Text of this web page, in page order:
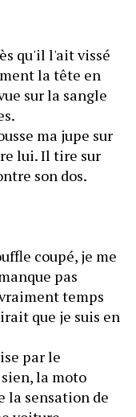
qu'il l'ait vissé
la tête en
sur la sangle
ma jupe sur
lui. Il tire sur
son dos.
coupé, je me
pas
temps
que je suis en
par le
la moto
la sensation de